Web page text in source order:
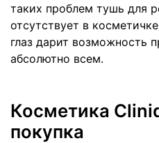
таких проблем тушь для
отсутствует в
глаз дарит возможность
абсолютно всем.
Косметика
покупка